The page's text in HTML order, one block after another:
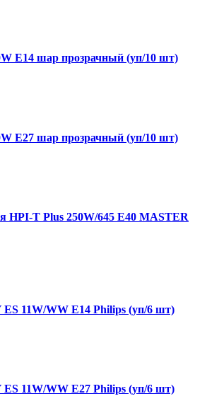
E14 шар прозрачный (уп/10 шт)
E27 шар прозрачный (уп/10 шт)
HPI-Т Plus 250W/645 E40 MASTER
11W/WW E14 Philips (уп/6 шт)
11W/WW E27 Philips (уп/6 шт)